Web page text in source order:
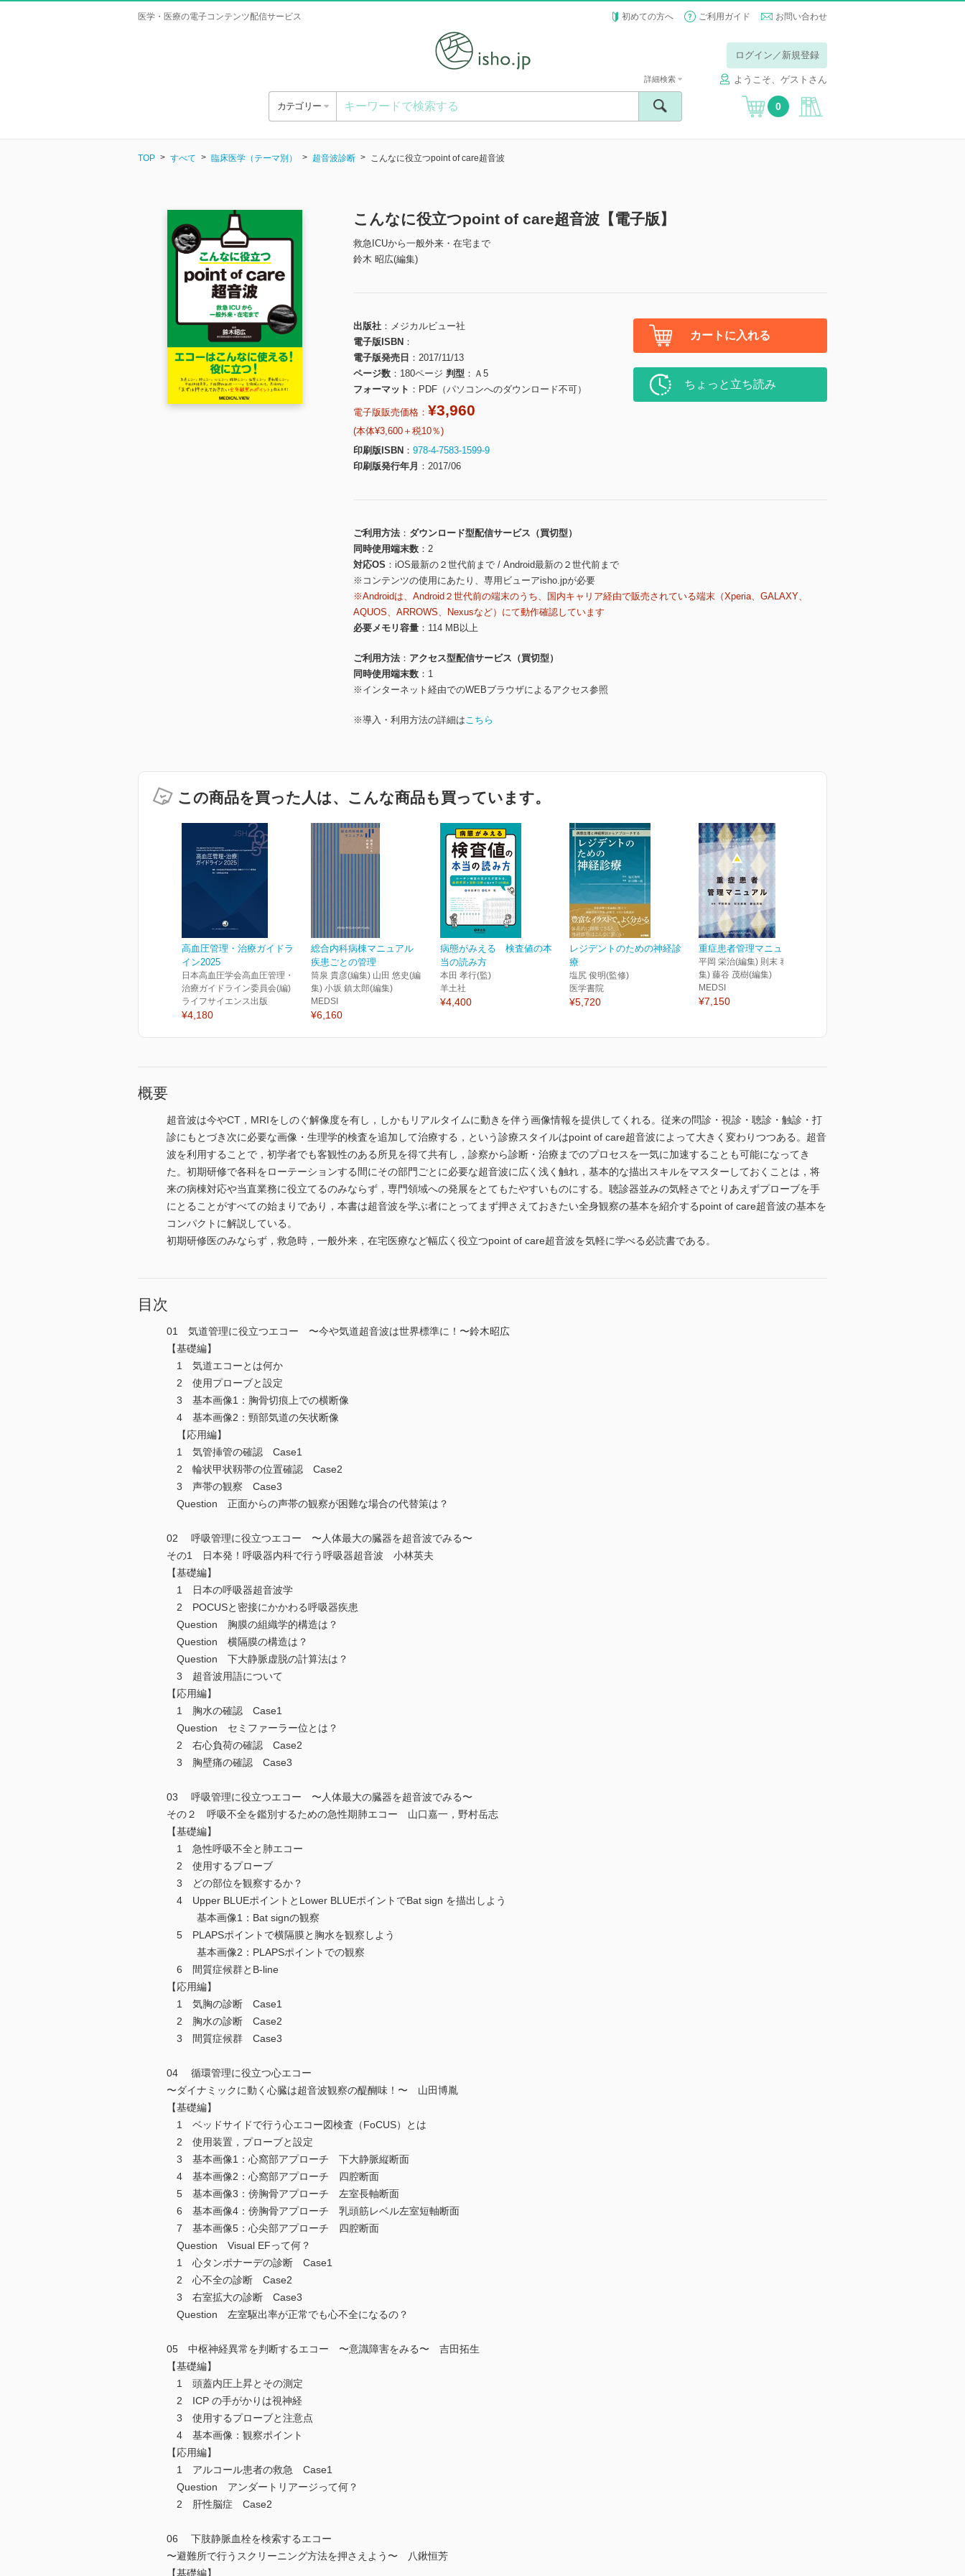
医学・医療の電子コンテンツ配信サービス 初めての方へ ご利用ガイド お問い合わせ
ログイン／新規登録
ようこそ、ゲストさん
カテゴリー
詳細検索
0
TOP すべて 臨床医学（テーマ別） 超音波診断 こんなに役立つpoint of care超音波
こんなに役立つpoint of care超音波【電子版】
救急ICUから一般外来・在宅まで
鈴木 昭広(編集)
出版社
メジカルビュー社
電子版ISBN
電子版発売日
2017/11/13
ページ数
180ページ 判型
Ａ5
フォーマット
PDF（パソコンへのダウンロード不可）
電子版販売価格： ¥3,960
(本体¥3,600＋税10％)
印刷版ISBN
978-4-7583-1599-9
印刷版発行年月
2017/06
カートに入れる
ちょっと立ち読み
ご利用方法
ダウンロード型配信サービス（買切型）
同時使用端末数
2
対応OS
iOS最新の２世代前まで / Android最新の２世代前まで
※コンテンツの使用にあたり、専用ビューアisho.jpが必要
※Androidは、Android２世代前の端末のうち、国内キャリア経由で販売されている端末（Xperia、GALAXY、
AQUOS、ARROWS、Nexusなど）にて動作確認しています
必要メモリ容量
114 MB以上
ご利用方法
アクセス型配信サービス（買切型）
同時使用端末数
1
※インターネット経由でのWEBブラウザによるアクセス参照
※導入・利用方法の詳細はこちら
この商品を買った人は、こんな商品も買っています。
高血圧管理・治療ガイドラ
イン2025
日本高血圧学会高血圧管理・
治療ガイドライン委員会(編)
ライフサイエンス出版
¥4,180
総合内科病棟マニュアル
疾患ごとの管理
筒泉 貴彦(編集) 山田 悠史(編
集) 小坂 鎮太郎(編集)
MEDSI
¥6,160
病態がみえる 検査値の本
当の読み方
本田 孝行(監)
羊土社
¥4,400
レジデントのための神経診
療
塩尻 俊明(監修)
医学書院
¥5,720
重症患者管理マニュアル
平岡 栄治(編集) 則末 泰博(編
集) 藤谷 茂樹(編集)
MEDSI
¥7,150
概要
超音波は今やCT，MRIをしのぐ解像度を有し，しかもリアルタイムに動きを伴う画像情報を提供してくれる。従来の問診・視診・聴診・触診・打
診にもとづき次に必要な画像・生理学的検査を追加して治療する，という診療スタイルはpoint of care超音波によって大きく変わりつつある。超音
波を利用することで，初学者でも客観性のある所見を得て共有し，診察から診断・治療までのプロセスを一気に加速することも可能になってき
た。初期研修で各科をローテーションする間にその部門ごとに必要な超音波に広く浅く触れ，基本的な描出スキルをマスターしておくことは，将
来の病棟対応や当直業務に役立てるのみならず，専門領域への発展をとてもたやすいものにする。聴診器並みの気軽さでとりあえずプローブを手
にとることがすべての始まりであり，本書は超音波を学ぶ者にとってまず押さえておきたい全身観察の基本を紹介するpoint of care超音波の基本を
コンパクトに解説している。
初期研修医のみならず，救急時，一般外来，在宅医療など幅広く役立つpoint of care超音波を気軽に学べる必読書である。
目次
01 気道管理に役立つエコー 〜今や気道超音波は世界標準に！〜鈴木昭広
【基礎編】
1 気道エコーとは何か
2 使用プローブと設定
3 基本画像1：胸骨切痕上での横断像
4 基本画像2：頸部気道の矢状断像
【応用編】
1 気管挿管の確認 Case1
2 輪状甲状靱帯の位置確認 Case2
3 声帯の観察 Case3
Question 正面からの声帯の観察が困難な場合の代替策は？
02 呼吸管理に役立つエコー 〜人体最大の臓器を超音波でみる〜
その1 日本発！呼吸器内科で行う呼吸器超音波 小林英夫
【基礎編】
1 日本の呼吸器超音波学
2 POCUSと密接にかかわる呼吸器疾患
Question 胸膜の組織学的構造は？
Question 横隔膜の構造は？
Question 下大静脈虚脱の計算法は？
3 超音波用語について
【応用編】
1 胸水の確認 Case1
Question セミファーラー位とは？
2 右心負荷の確認 Case2
3 胸壁痛の確認 Case3
03 呼吸管理に役立つエコー 〜人体最大の臓器を超音波でみる〜
その２ 呼吸不全を鑑別するための急性期肺エコー 山口嘉一，野村岳志
【基礎編】
1 急性呼吸不全と肺エコー
2 使用するプローブ
3 どの部位を観察するか？
4 Upper BLUEポイントとLower BLUEポイントでBat sign を描出しよう
基本画像1：Bat signの観察
5 PLAPSポイントで横隔膜と胸水を観察しよう
基本画像2：PLAPSポイントでの観察
6 間質症候群とB-line
【応用編】
1 気胸の診断 Case1
2 胸水の診断 Case2
3 間質症候群 Case3
04 循環管理に役立つ心エコー
〜ダイナミックに動く心臓は超音波観察の醍醐味！〜 山田博胤
【基礎編】
1 ベッドサイドで行う心エコー図検査（FoCUS）とは
2 使用装置，プローブと設定
3 基本画像1：心窩部アプローチ 下大静脈縦断面
4 基本画像2：心窩部アプローチ 四腔断面
5 基本画像3：傍胸骨アプローチ 左室長軸断面
6 基本画像4：傍胸骨アプローチ 乳頭筋レベル左室短軸断面
7 基本画像5：心尖部アプローチ 四腔断面
Question Visual EFって何？
1 心タンポナーデの診断 Case1
2 心不全の診断 Case2
3 右室拡大の診断 Case3
Question 左室駆出率が正常でも心不全になるの？
05 中枢神経異常を判断するエコー 〜意識障害をみる〜 吉田拓生
【基礎編】
1 頭蓋内圧上昇とその測定
2 ICP の手がかりは視神経
3 使用するプローブと注意点
4 基本画像：観察ポイント
【応用編】
1 アルコール患者の救急 Case1
Question アンダートリアージって何？
2 肝性脳症 Case2
06 下肢静脈血栓を検索するエコー
〜避難所で行うスクリーニング方法を押さえよう〜 八鍬恒芳
【基礎編】